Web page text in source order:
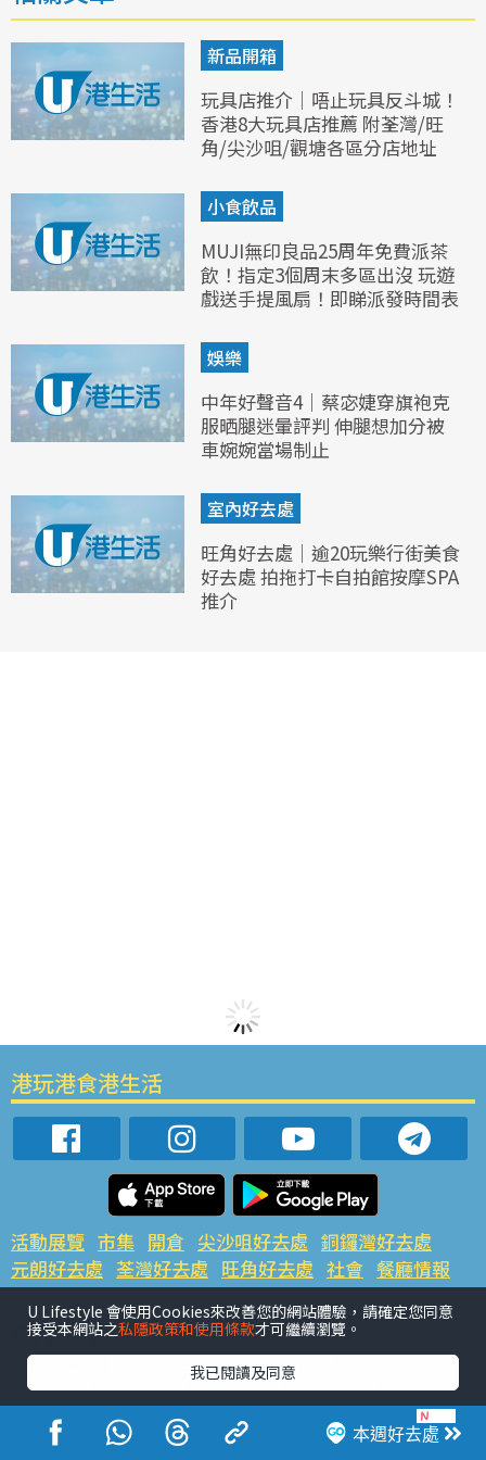
新品開箱
玩具店推介｜唔止玩具反斗城！
香港8大玩具店推薦 附荃灣/旺
角/尖沙咀/觀塘各區分店地址
小食飲品
MUJI無印良品25周年免費派茶
飲！指定3個周末多區出沒 玩遊
戲送手提風扇！即睇派發時間表
娛樂
中年好聲音4｜蔡宓婕穿旗袍克
服晒腿迷暈評判 伸腿想加分被
車婉婉當場制止
室內好去處
旺角好去處｜逾20玩樂行街美食
好去處 拍拖打卡自拍館按摩SPA
推介
本週好去處
港玩港食港生活
活動展覽 市集 開倉 尖沙咀好去處 銅鑼灣好去處
元朗好去處 荃灣好去處 旺角好去處 社會 餐廳情報
戶外郊遊 社會福利
熱門類別
網民熱話 活動展覽 市集 開倉 尖沙咀好去處
銅鑼灣好去處 元朗好去處 荃灣好去處 旺角好去處 社會
餐廳情報
戶外郊遊
熱門標籤
U Lifestyle 會使用Cookies來改善您的網站體驗，請確定您同意
接受本網站之私隱政策和使用條款才可繼續瀏覽。
我已閱讀及同意